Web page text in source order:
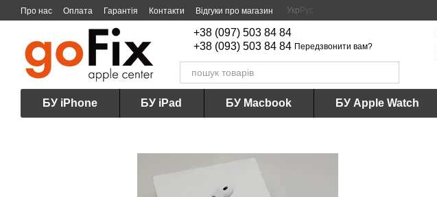
Перейти до основного контенту
Про нас Оплата Гарантія Контакти Відгуки про магазин Укр Рус
+38 (097) 503 84 84
+38 (093) 503 84 84 Передзвонити вам?
БУ iPhone БУ iPad БУ Macbook БУ Apple Watch